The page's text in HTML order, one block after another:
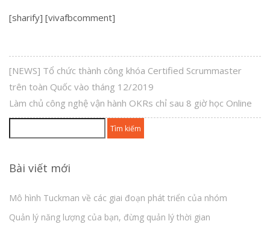
[sharify] [vivafbcomment]
[NEWS] Tổ chức thành công khóa Certified Scrummaster
trên toàn Quốc vào tháng 12/2019
Làm chủ công nghệ vận hành OKRs chỉ sau 8 giờ học Online
kiếm
Bài viết mới
Mô hình Tuckman về các giai đoạn phát triển của nhóm
Quản lý năng lượng của bạn, đừng quản lý thời gian